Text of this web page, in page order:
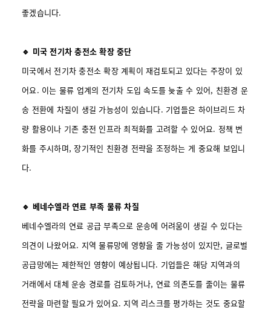
좋겠습니다.
🔹 미국 전기차 충전소 확장 중단
미국에서 전기차 충전소 확장 계획이 재검토되고 있다는 주장이 있
어요. 이는 물류 업계의 전기차 도입 속도를 늦출 수 있어, 친환경 운
송 전환에 차질이 생길 가능성이 있습니다. 기업들은 하이브리드 차
량 활용이나 기존 충전 인프라 최적화를 고려할 수 있어요. 정책 변
화를 주시하며, 장기적인 친환경 전략을 조정하는 게 중요해 보입니
다.
🔹 베네수엘라 연료 부족 물류 차질
베네수엘라의 연료 공급 부족으로 운송에 어려움이 생길 수 있다는
의견이 나왔어요. 지역 물류망에 영향을 줄 가능성이 있지만, 글로벌
공급망에는 제한적인 영향이 예상됩니다. 기업들은 해당 지역과의
거래에서 대체 운송 경로를 검토하거나, 연료 의존도를 줄이는 물류
전략을 마련할 필요가 있어요. 지역 리스크를 평가하는 것도 중요할